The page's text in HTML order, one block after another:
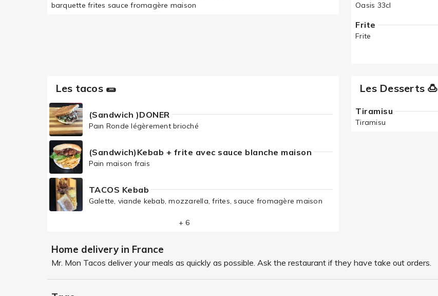
barquette frites sauce fromagère maison Oasis 33cl
Frite
Frite
Les tacos 🌯
(Sandwich )DONER
Paın Ronde légèrement brioché
(Sandwich)Kebab + frite avec sauce blanche maison
Pain maison frais
TACOS Kebab
Galette, viande kebab, mozzarella, frites, sauce fromagère maison
+ 6
Les Desserts 🍮
Tiramisu
Tiramisu
Home delivery in France
Mr. Mon Tacos deliver your meals as quickly as possible. Ask the restaurant if they have take out orders.